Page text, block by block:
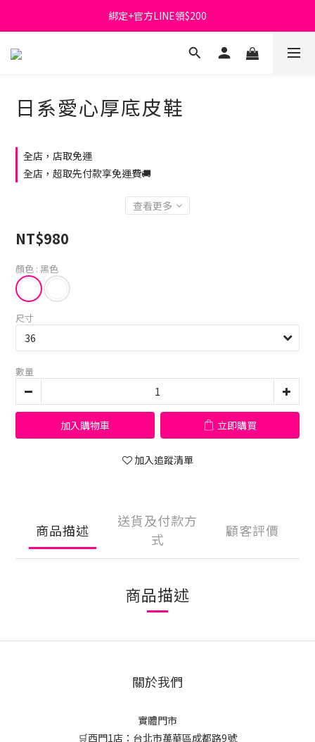
首購免運費🚚
綁定+官方LINE領$200
出清特價_買一送一
日系愛心厚底皮鞋
全店，店取免運
全店，超取先付款享免運費🚚
查看更多
NT$980
顏色 : 黑色
尺寸
數量
加入購物車 立即購買
加入追蹤清單
商品描述
送貨及付款方
式
顧客評價
商品描述
關於我們
實體門市
🛒西門1店：台北市萬華區成都路9號